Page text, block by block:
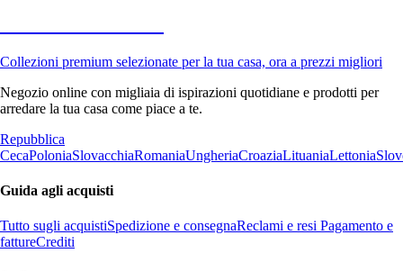
Collezioni premium selezionate per la tua casa, ora a prezzi migliori
Negozio online con migliaia di ispirazioni quotidiane e prodotti per
arredare la tua casa come piace a te.
Repubblica
CecaPoloniaSlovacchiaRomaniaUngheriaCroaziaLituaniaLettonia
Guida agli acquisti
Tutto sugli acquistiSpedizione e consegnaReclami e resi Pagamento e
fattureCrediti